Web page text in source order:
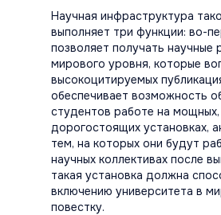
Научная инфраструктура
выполняет три функции: во-
позволяет получать научные
мирового уровня, которые
высокоцитируемых
обеспечивает возможность
студентов работе на мощных,
дорогостоящих установках,
тем, на которых они будут
научных коллективах после
такая установка должна
включению университета в
повестку.